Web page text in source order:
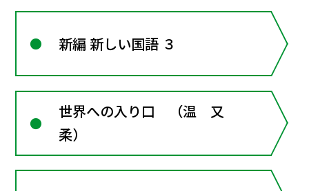
新編 新しい国語 ３
世界への入り口 （温 又
柔）